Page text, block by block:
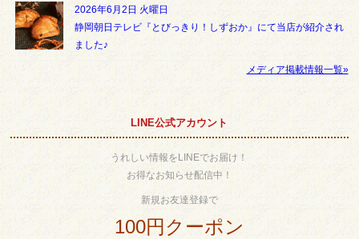
2026年6月2日 火曜日
静岡朝日テレビ『とびっきり！しずおか』にて当店が紹介され
ました♪
メディア掲載情報一覧»
LINE公式アカウント
うれしい情報をLINEでお届け！
お得なお知らせ配信中！
新規お友達登録で
100円クーポン